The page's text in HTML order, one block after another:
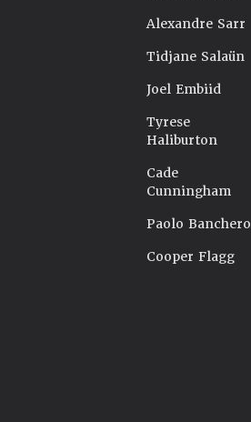
Alexandre Sarr
Tidjane Salaün
Joel Embiid
Tyrese
Haliburton
Cade
Cunningham
Paolo Banchero
Cooper Flagg